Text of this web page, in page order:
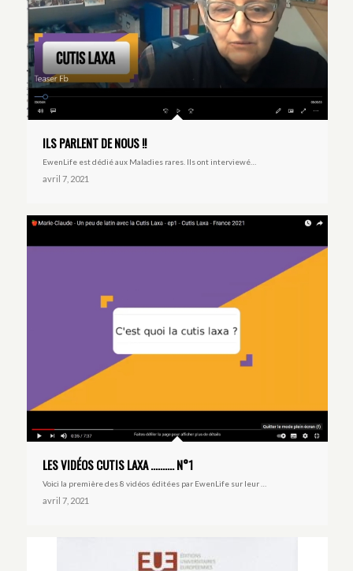
ILS PARLENT DE NOUS !!
EwenLife est dédié aux Maladies rares. Ils ont interviewé…
avril 7, 2021
LES VIDÉOS CUTIS LAXA ………. N°1
Voici la première des 8 vidéos éditées par EwenLife sur leur …
avril 7, 2021